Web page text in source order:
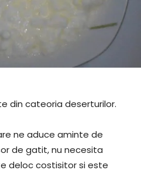
din cateoria deserturilor.
ne aduce aminte de
de gatit, nu necesita
deloc costisitor si este